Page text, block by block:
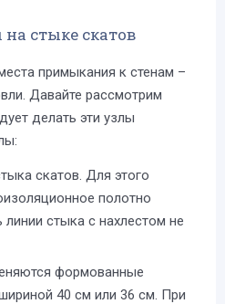
стыке скатов
примыкания к стенам –
Давайте рассмотрим
делать эти узлы
скатов. Для этого
полотно
стыка с нахлестом не
формованные
40 см или 36 см. При